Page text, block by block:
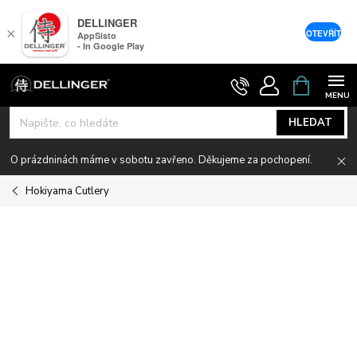
Přejít
na
obsah
HLEDAT
NÁKUPNÍ
KOŠÍK
O prázdninách máme v sobotu zavřeno. Děkujeme za pochopení.
Hokiyama Cutlery
×
DELLINGER
AppSisto
- In Google Play
OTEVŘÍT